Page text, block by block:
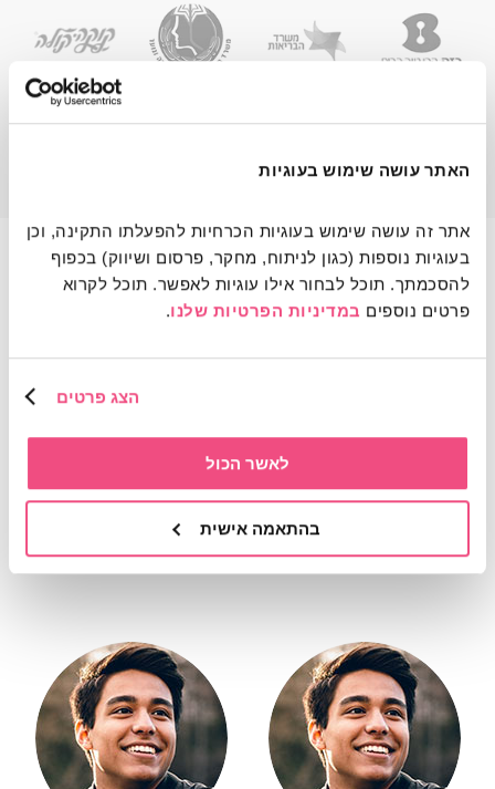
האתר עושה שימוש בעוגיות
פרטים נוספים במדיניות הפרטיות שלנו.
הצג פרטים
לאשר הכול
בהתאמה אישית
הצוות שלנו
ביקרו אצלנו
ביקרו אצלנו אצלנו
ביקרו אצלנו
ביקרו אצלנו אצלנו